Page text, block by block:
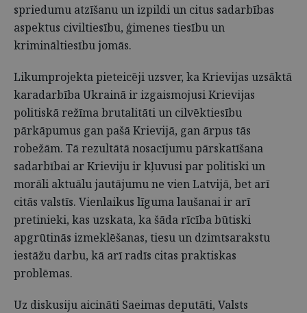
spriedumu atzīšanu un izpildi un citus sadarbības
aspektus civiltiesību, ģimenes tiesību un
krimināltiesību jomās.
Likumprojekta pieteicēji uzsver, ka Krievijas uzsāktā
karadarbība Ukrainā ir izgaismojusi Krievijas
politiskā režīma brutalitāti un cilvēktiesību
pārkāpumus gan pašā Krievijā, gan ārpus tās
robežām. Tā rezultātā nosacījumu pārskatīšana
sadarbībai ar Krieviju ir kļuvusi par politiski un
morāli aktuālu jautājumu ne vien Latvijā, bet arī
citās valstīs. Vienlaikus līguma laušanai ir arī
pretinieki, kas uzskata, ka šāda rīcība būtiski
apgrūtinās izmeklēšanas, tiesu un dzimtsarakstu
iestāžu darbu, kā arī radīs citas praktiskas
problēmas.
Uz diskusiju aicināti Saeimas deputāti, Valsts